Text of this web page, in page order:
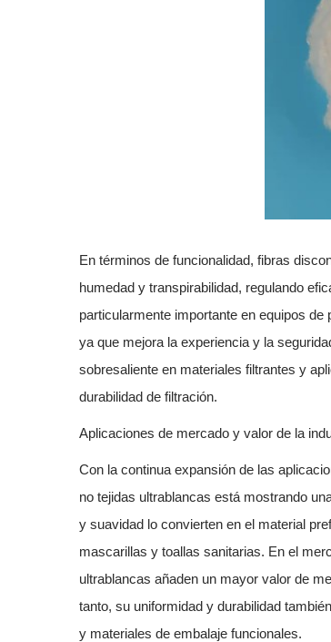
En términos de funcionalidad, fibras
humedad y transpirabilidad, regulando
particularmente importante en equipos
ya que mejora la experiencia y la
sobresaliente en materiales filtrantes y
durabilidad de filtración.
Aplicaciones de mercado y valor de la
Con la continua expansión de las
no tejidas ultrablancas está mostrando
y suavidad lo convierten en el material
mascarillas y toallas sanitarias. En el
ultrablancas añaden un mayor valor de
tanto, su uniformidad y durabilidad
y materiales de embalaje funcionales.